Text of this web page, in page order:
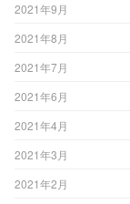
2021年9月
2021年8月
2021年7月
2021年6月
2021年4月
2021年3月
2021年2月